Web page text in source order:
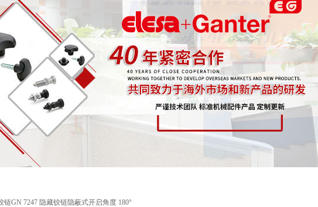
链GN 7247 隐藏铰链隐蔽式开启角度 180°